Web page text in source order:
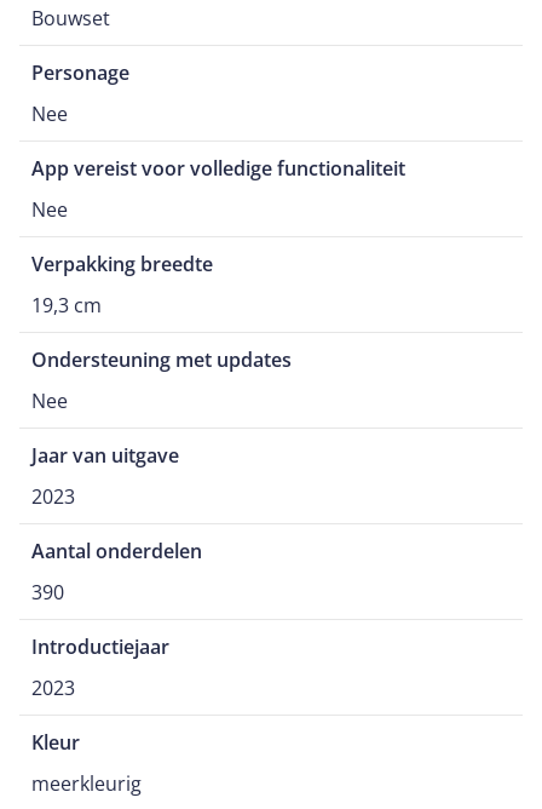
Bouwset
Personage
Nee
App vereist voor volledige functionaliteit
Nee
Verpakking breedte
19,3 cm
Ondersteuning met updates
Nee
Jaar van uitgave
2023
Aantal onderdelen
390
Introductiejaar
2023
Kleur
meerkleurig